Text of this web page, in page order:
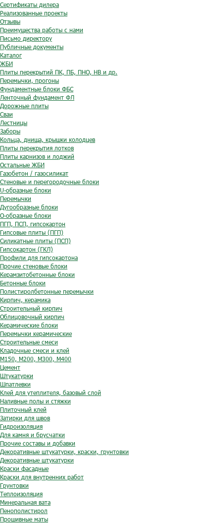
Сертификаты дилера
Реализованные проекты
Отзывы
Преимущества работы с нами
Письмо директору
Публичные документы
Каталог
ЖБИ
Плиты перекрытий ПК, ПБ, ПНО, НВ и др.
Перемычки, прогоны
Фундаментные блоки ФБС
Ленточный фундамент ФЛ
Дорожные плиты
Сваи
Лестницы
Заборы
Кольца, днища, крышки колодцев
Плиты перекрытия лотков
Плиты карнизов и лоджий
Остальные ЖБИ
Газобетон / газосиликат
Стеновые и перегородочные блоки
U-образные блоки
Перемычки
Дугообразные блоки
O-образные блоки
ПГП, ПСП, гипсокартон
Гипсовые плиты (ПГП)
Силикатные плиты (ПСП)
Гипсокартон (ГКЛ)
Профили для гипсокартона
Прочие стеновые блоки
Керамзитобетонные блоки
Бетонные блоки
Полистиролбетонные перемычки
Кирпич, керамика
Строительный кирпич
Облицовочный кирпич
Керамические блоки
Перемычки керамические
Строительные смеси
Кладочные смеси и клей
М150, М200, М300, М400
Цемент
Штукатурки
Шпатлевки
Клей для утеплителя, базовый слой
Наливные полы и стяжки
Плиточный клей
Затирки для швов
Гидроизоляция
Для камня и брусчатки
Прочие составы и добавки
Декоративные штукатурки, краски, грунтовки
Декоративные штукатурки
Краски фасадные
Краски для внутренних работ
Грунтовки
Теплоизоляция
Минеральная вата
Пенополистирол
Прошивные маты